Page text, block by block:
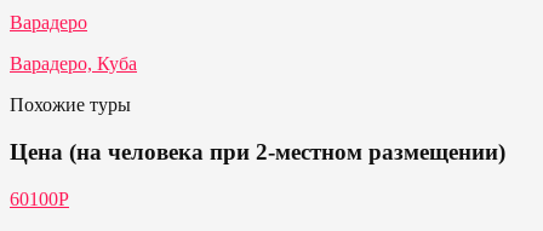
Варадеро
Варадеро, Куба
Похожие туры
Цена (на человека при 2-местном размещении)
60100Р